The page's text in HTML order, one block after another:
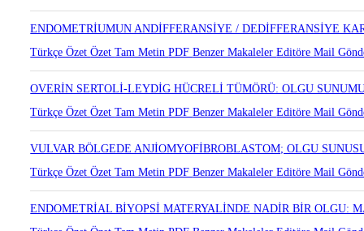
İNTRAVENÖZ LEİOMYOMATOZİS (İKİ OLGU SUNUMU)
Türkçe ÖzetÖzetTam MetinPDFBenzer MakalelerEditöre Mail
ENDOMETRİUMUN ANDİFFERANSİYE / DEDİFFERANSİYE
Türkçe ÖzetÖzetTam MetinPDFBenzer MakalelerEditöre Mail
OVERİN SERTOLİ-LEYDİG HÜCRELİ TÜMÖRÜ: OLGU
Türkçe ÖzetÖzetTam MetinPDFBenzer MakalelerEditöre Mail
VULVAR BÖLGEDE ANJİOMYOFİBROBLASTOM; OLGU
Türkçe ÖzetÖzetTam MetinPDFBenzer MakalelerEditöre Mail